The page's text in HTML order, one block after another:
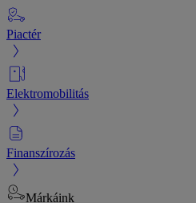
Piactér
Elektromobilitás
Finanszírozás
Márkáink